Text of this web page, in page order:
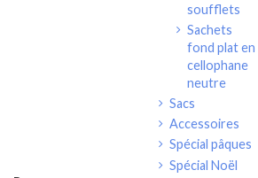
soufflets
Sachets
fond plat en
cellophane
neutre
Sacs
Accessoires
Spécial pâques
Spécial Noël